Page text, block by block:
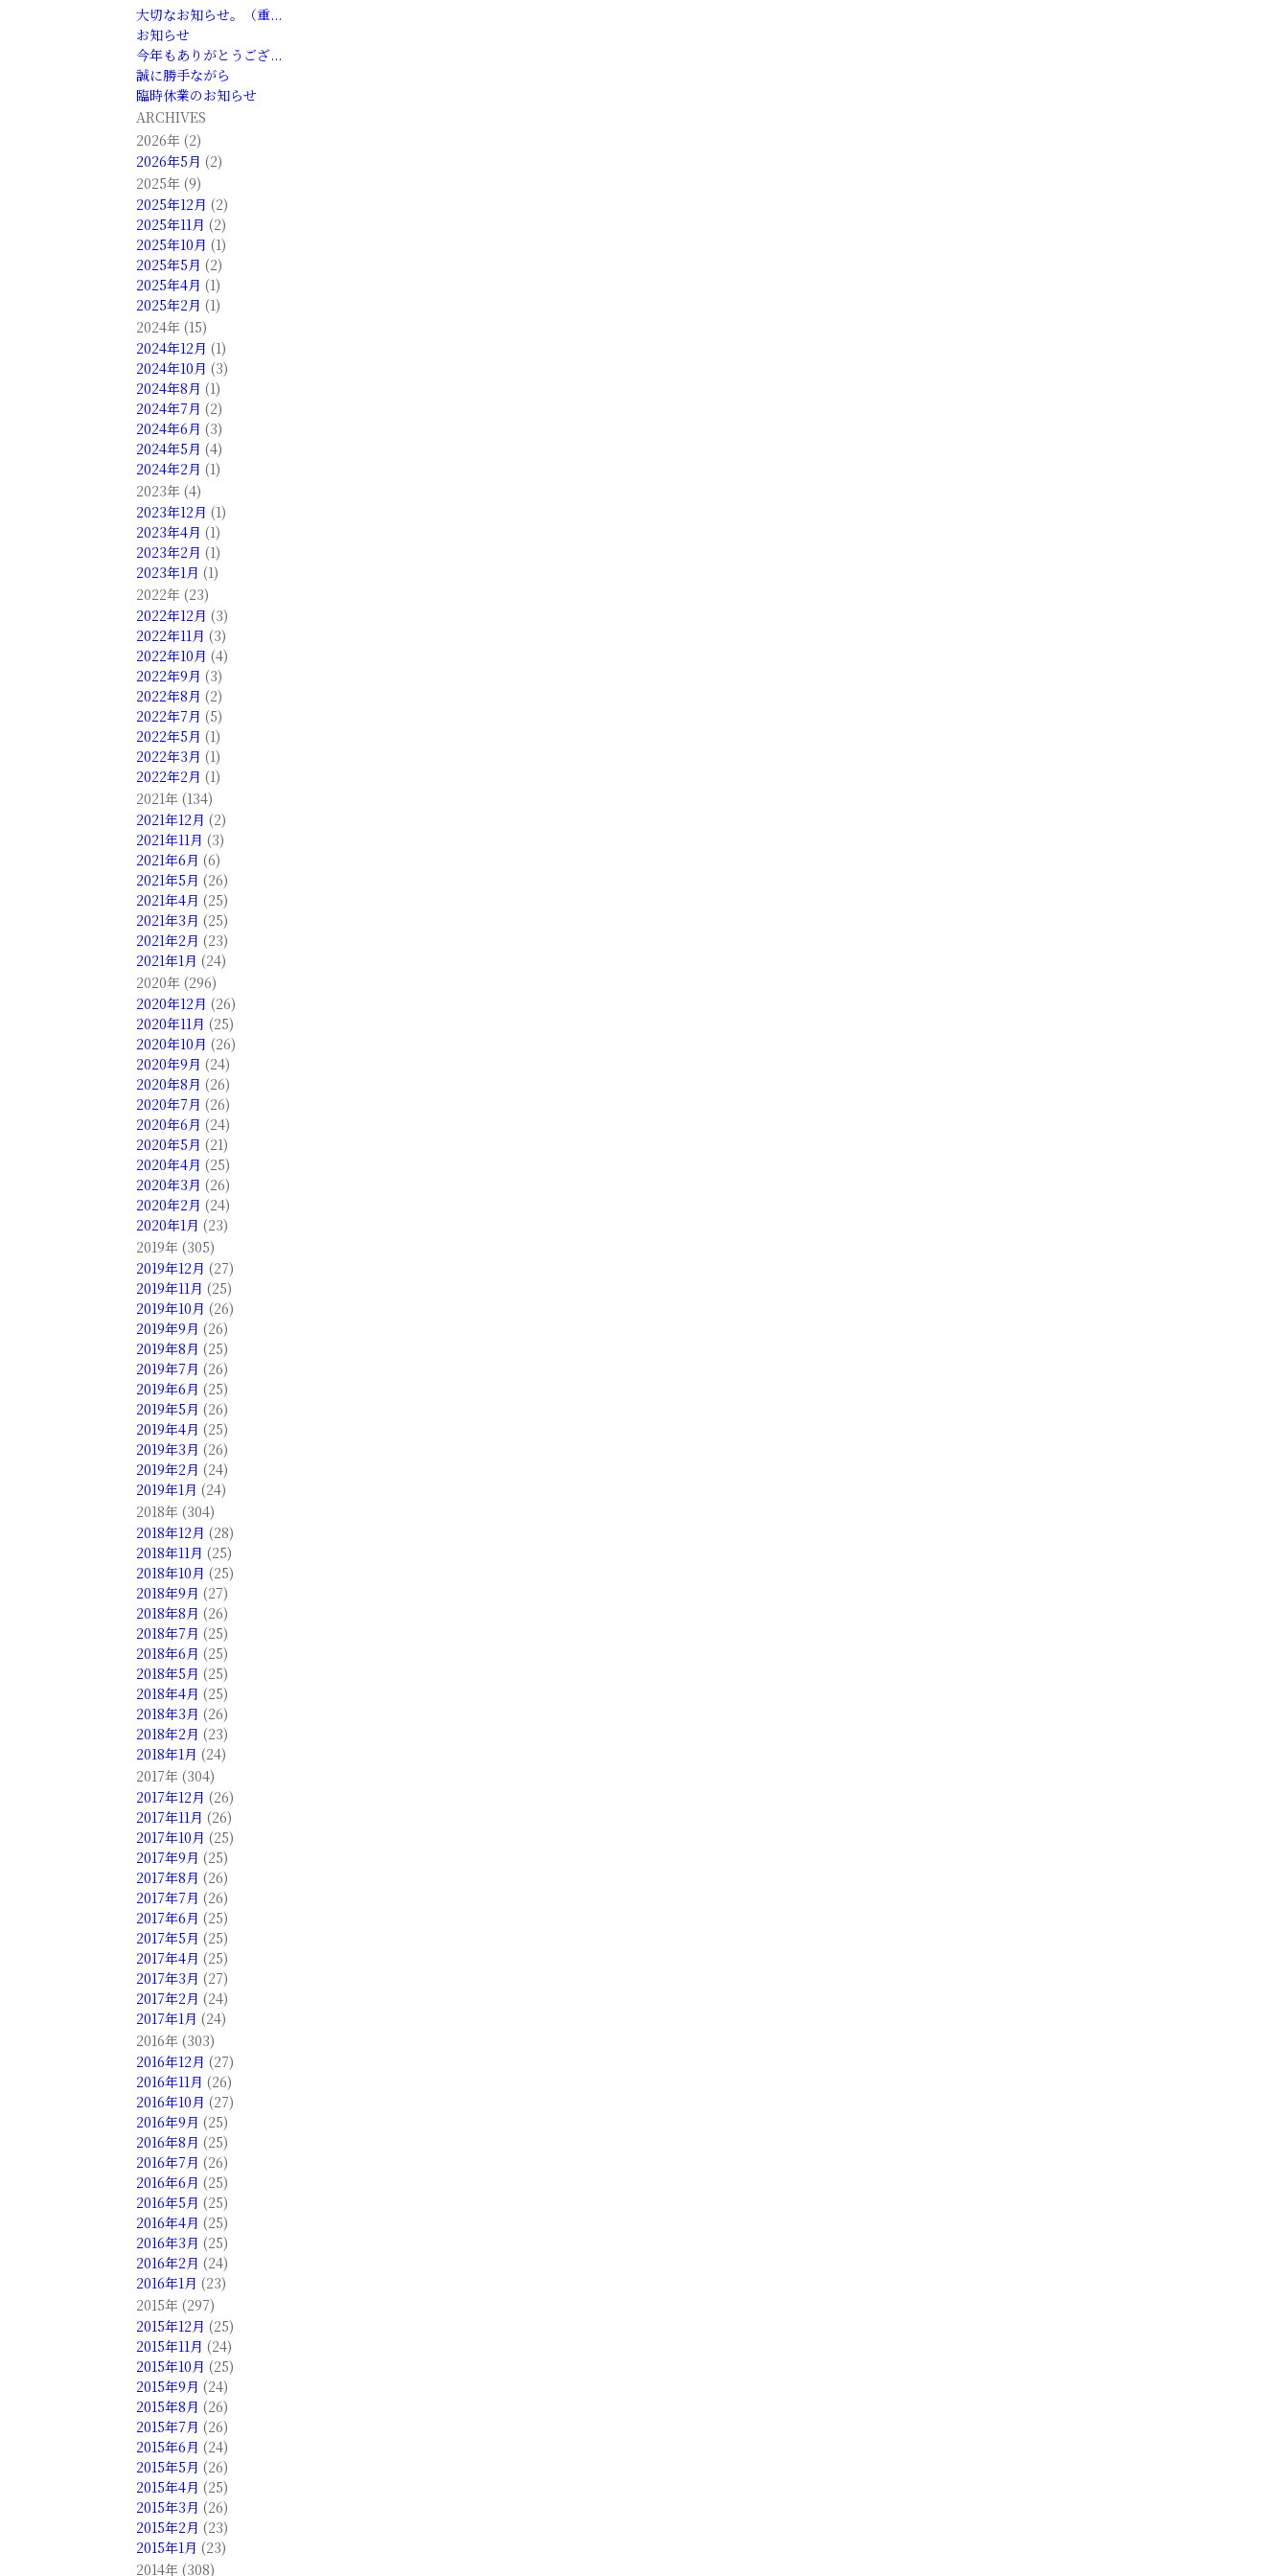
大切なお知らせ。（重...
お知らせ
今年もありがとうござ...
誠に勝手ながら
臨時休業のお知らせ
ARCHIVES
2026年 (2)
2026年5月 (2)
2025年 (9)
2025年12月 (2)
2025年11月 (2)
2025年10月 (1)
2025年5月 (2)
2025年4月 (1)
2025年2月 (1)
2024年 (15)
2024年12月 (1)
2024年10月 (3)
2024年8月 (1)
2024年7月 (2)
2024年6月 (3)
2024年5月 (4)
2024年2月 (1)
2023年 (4)
2023年12月 (1)
2023年4月 (1)
2023年2月 (1)
2023年1月 (1)
2022年 (23)
2022年12月 (3)
2022年11月 (3)
2022年10月 (4)
2022年9月 (3)
2022年8月 (2)
2022年7月 (5)
2022年5月 (1)
2022年3月 (1)
2022年2月 (1)
2021年 (134)
2021年12月 (2)
2021年11月 (3)
2021年6月 (6)
2021年5月 (26)
2021年4月 (25)
2021年3月 (25)
2021年2月 (23)
2021年1月 (24)
2020年 (296)
2020年12月 (26)
2020年11月 (25)
2020年10月 (26)
2020年9月 (24)
2020年8月 (26)
2020年7月 (26)
2020年6月 (24)
2020年5月 (21)
2020年4月 (25)
2020年3月 (26)
2020年2月 (24)
2020年1月 (23)
2019年 (305)
2019年12月 (27)
2019年11月 (25)
2019年10月 (26)
2019年9月 (26)
2019年8月 (25)
2019年7月 (26)
2019年6月 (25)
2019年5月 (26)
2019年4月 (25)
2019年3月 (26)
2019年2月 (24)
2019年1月 (24)
2018年 (304)
2018年12月 (28)
2018年11月 (25)
2018年10月 (25)
2018年9月 (27)
2018年8月 (26)
2018年7月 (25)
2018年6月 (25)
2018年5月 (25)
2018年4月 (25)
2018年3月 (26)
2018年2月 (23)
2018年1月 (24)
2017年 (304)
2017年12月 (26)
2017年11月 (26)
2017年10月 (25)
2017年9月 (25)
2017年8月 (26)
2017年7月 (26)
2017年6月 (25)
2017年5月 (25)
2017年4月 (25)
2017年3月 (27)
2017年2月 (24)
2017年1月 (24)
2016年 (303)
2016年12月 (27)
2016年11月 (26)
2016年10月 (27)
2016年9月 (25)
2016年8月 (25)
2016年7月 (26)
2016年6月 (25)
2016年5月 (25)
2016年4月 (25)
2016年3月 (25)
2016年2月 (24)
2016年1月 (23)
2015年 (297)
2015年12月 (25)
2015年11月 (24)
2015年10月 (25)
2015年9月 (24)
2015年8月 (26)
2015年7月 (26)
2015年6月 (24)
2015年5月 (26)
2015年4月 (25)
2015年3月 (26)
2015年2月 (23)
2015年1月 (23)
2014年 (308)